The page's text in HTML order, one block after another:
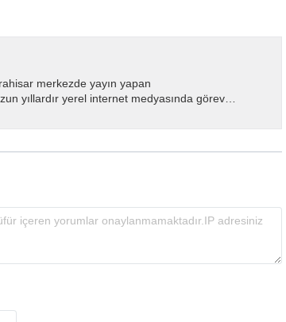
merkezde yayın yapan
yıllardır yerel internet medyasında görev